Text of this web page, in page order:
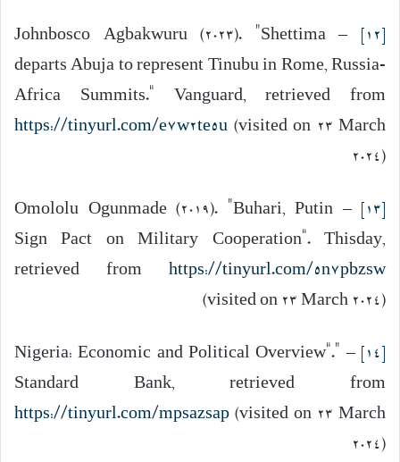
[12]
– Johnbosco Agbakwuru (2023). “Shettima
departs Abuja to represent Tinubu in Rome, Russia-
Africa Summits.” Vanguard, retrieved from
https://tinyurl.com/e7w2te5u (visited on 23 March
2024)
[13]
– Omololu Ogunmade (2019). “Buhari, Putin
Sign Pact on Military Cooperation”. Thisday,
retrieved from https://tinyurl.com/5n7pbzsw
(visited on 23 March 2024)
[14]
– “Nigeria: Economic and Political Overview”.
Standard Bank, retrieved from
https://tinyurl.com/mpsazsap(visited on 23 March
2024)